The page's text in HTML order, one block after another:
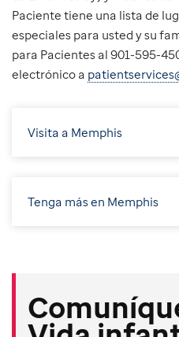
Paciente tiene una lista de
especiales para usted y su
para Pacientes al 901-595-
electrónico a
Visita a Memphis
Tenga más en Memphis